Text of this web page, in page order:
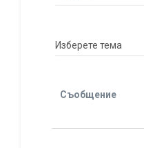
Съобщение